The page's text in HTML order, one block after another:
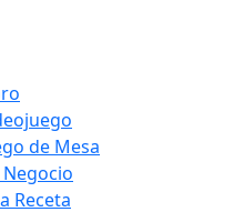
de Mesa
Receta